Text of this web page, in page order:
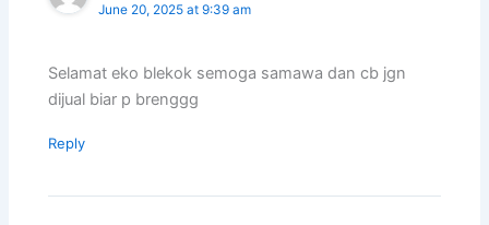
June 20, 2025 at 9:39 am
Selamat eko blekok semoga samawa dan cb jgn
dijual biar p brenggg
Reply